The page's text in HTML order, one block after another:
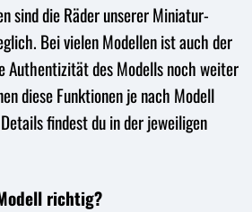
sind die Räder unserer Miniatur-
Bei vielen Modellen ist auch der
Authentizität des Modells noch weiter
diese Funktionen je nach Modell
findest du in der jeweiligen
richtig?